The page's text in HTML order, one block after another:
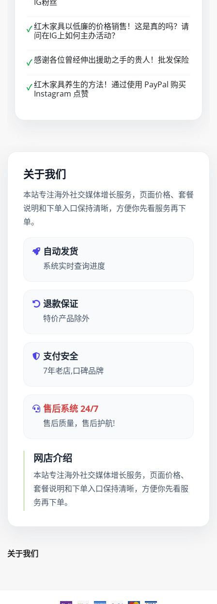
✓红木家具以低廉的价格销售！这是真的吗？请
问在IG上如何主办活动？
✓感谢各位曾经伸出援助之手的贵人！批发保险
✓红木家具养生的方法！通过使用 PayPal 购买
Instagram 点赞
关于我们
本站专注海外社交媒体增长服务，页面价格、套餐
说明和下单入口保持清晰，方便你先看服务再下
单。
自动发货
系统实时查询进度
退款保证
特价产品除外
支付安全
7年老店,口碑品牌
售后系统 24/7
售后质量，售后护航!
网店介绍
本站专注海外社交媒体增长服务，页面价格、
套餐说明和下单入口保持清晰，方便你先看服
务再下单。
关于我们